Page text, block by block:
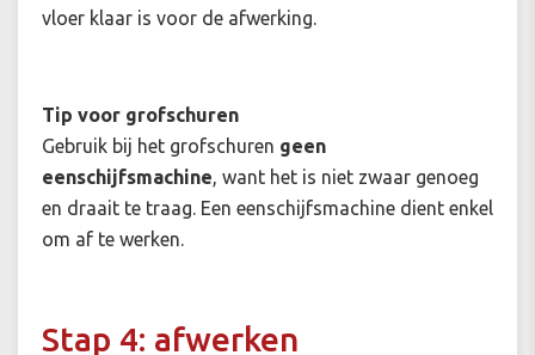
vloer klaar is voor de afwerking.
Tip voor grofschuren
Gebruik bij het grofschuren geen
eenschijfsmachine, want het is niet zwaar genoeg
en draait te traag. Een eenschijfsmachine dient enkel
om af te werken.
Stap 4: afwerken